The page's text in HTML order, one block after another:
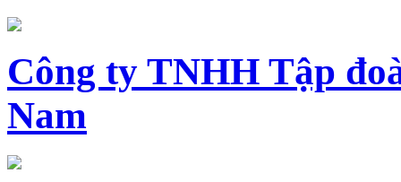
Công ty TNHH Tập
Nam